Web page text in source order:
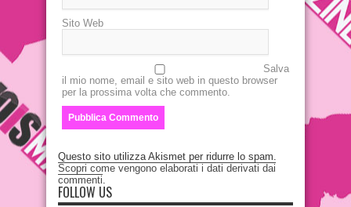
Sito Web
Salva
il mio nome, email e sito web in questo browser
per la prossima volta che commento.
Questo sito utilizza Akismet per ridurre lo spam.
Scopri come vengono elaborati i dati derivati dai
commenti.
FOLLOW US